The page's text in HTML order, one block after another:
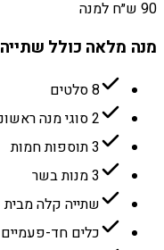
90 ש״ח למנה
מנה מלאה כולל
8 סלטים
2 סוגי מנה ראשונה
3 תוספות חמות
3 מנות בשר
שתייה קלה
כלים חד-